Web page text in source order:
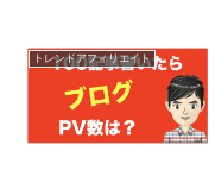
トレンドアフィリエイト